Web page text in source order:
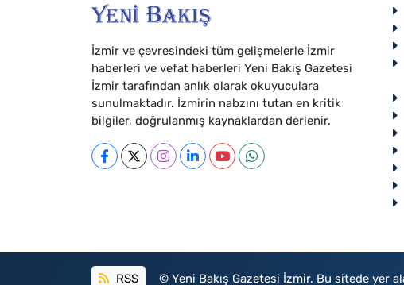
İzmir ve çevresindeki tüm gelişmelerle İzmir
haberleri ve vefat haberleri Yeni Bakış Gazetesi
İzmir tarafından anlık olarak okuyuculara
sunulmaktadır. İzmirin nabzını tutan en kritik
bilgiler, doğrulanmış kaynaklardan derlenir.
RSS © Yeni Bakış Gazetesi İzmir. Bu sitede yer